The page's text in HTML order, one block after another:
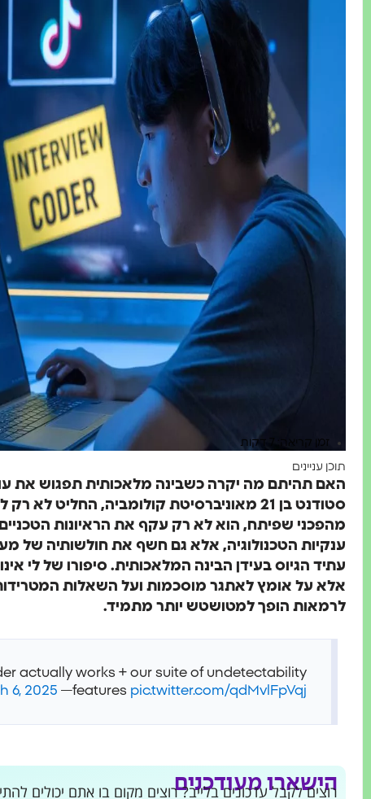
זמן קריאה: 7 דקות
תוכן עניינים
האם תהיתם מה יקרה כשבינה מלאכותית תפגוש את עולם
מהפכני שפיתח, הוא לא רק עקף את הראיונות
ענקיות הטכנולוגיה, אלא גם חשף את חולשותיה של
עתיד הגיוס בעידן הבינה המלאכותית. סיפורו של לי
אלא על אומץ לאתגר מוסכמות ועל השאלות המטרידות
לרמאות הופך למטושטש יותר מתמיד.
actually works + our suite of undetectability
features pic.twitter.com/qdMvlFpVqj
— Roy (@im_roy_lee)
6, 2025
הישארו מעודכנים